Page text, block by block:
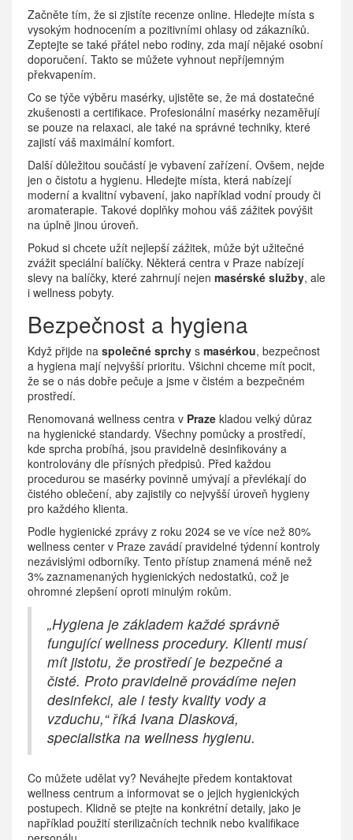
Začněte tím, že si zjistíte recenze online. Hledejte místa s
vysokým hodnocením a pozitivními ohlasy od zákazníků.
Zeptejte se také přátel nebo rodiny, zda mají nějaké osobní
doporučení. Takto se můžete vyhnout nepříjemným
překvapením.
Co se týče výběru masérky, ujistěte se, že má dostatečné
zkušenosti a certifikace. Profesionální masérky nezaměřují
se pouze na relaxaci, ale také na správné techniky, které
zajistí váš maximální komfort.
Další důležitou součástí je vybavení zařízení. Ovšem, nejde
jen o čistotu a hygienu. Hledejte místa, která nabízejí
moderní a kvalitní vybavení, jako například vodní proudy či
aromaterapie. Takové doplňky mohou váš zážitek povýšit
na úplně jinou úroveň.
Pokud si chcete užít nejlepší zážitek, může být užitečné
zvážit speciální balíčky. Některá centra v Praze nabízejí
slevy na balíčky, které zahrnují nejen masérské služby, ale
i wellness pobyty.
Bezpečnost a hygiena
Když přijde na společné sprchy s masérkou, bezpečnost
a hygiena mají nejvyšší prioritu. Všichni chceme mít pocit,
že se o nás dobře pečuje a jsme v čistém a bezpečném
prostředí.
Renomovaná wellness centra v Praze kladou velký důraz
na hygienické standardy. Všechny pomůcky a prostředí,
kde sprcha probíhá, jsou pravidelně desinfikovány a
kontrolovány dle přísných předpisů. Před každou
procedurou se masérky povinně umývají a převlékají do
čistého oblečení, aby zajistily co nejvyšší úroveň hygieny
pro každého klienta.
Podle hygienické zprávy z roku 2024 se ve více než 80%
wellness center v Praze zavádí pravidelné týdenní kontroly
nezávislými odborníky. Tento přístup znamená méně než
3% zaznamenaných hygienických nedostatků, což je
ohromné zlepšení oproti minulým rokům.
„Hygiena je základem každé správně
fungující wellness procedury. Klienti musí
mít jistotu, že prostředí je bezpečné a
čisté. Proto pravidelně provádíme nejen
desinfekci, ale i testy kvality vody a
vzduchu,“ říká Ivana Dlasková,
specialistka na wellness hygienu.
Co můžete udělat vy? Neváhejte předem kontaktovat
wellness centrum a informovat se o jejich hygienických
postupech. Klidně se ptejte na konkrétní detaily, jako je
například použití sterilizačních technik nebo kvalifikace